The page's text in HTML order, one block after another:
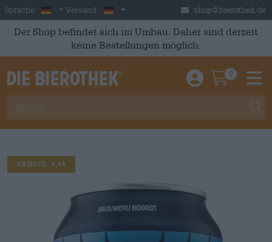
Skip to main content
Sprache: German
Versand: Deutschland shop@bierothek.de
Der Shop befindet sich im Umbau. Daher sind derzeit
keine Bestellungen möglich.
Einloggen /
0
Untappd: 3,44